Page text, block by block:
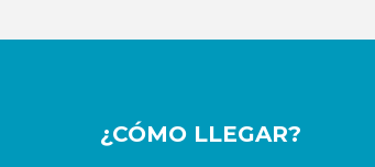
¿CÓMO LLEGAR?